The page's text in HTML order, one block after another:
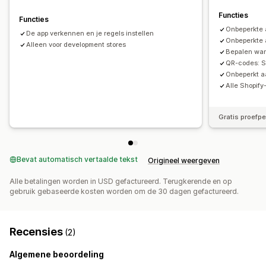
Functies
De app verkennen en je regels instellen
Alleen voor development stores
Functies
Onbeperkte
Onbeperkte
Bepalen
QR-codes:
Onbeperkt
Alle
Gratis
Bevat automatisch vertaalde tekst Origineel weergeven
Alle betalingen worden in USD gefactureerd. Terugkerende en op
gebruik gebaseerde kosten worden om de 30 dagen gefactureerd.
Recensies (2)
Algemene beoordeling